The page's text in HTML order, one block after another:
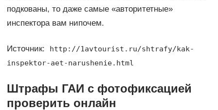
подкованы, то даже самые «авторитетные»
инспектора вам нипочем.
Источник:
http://1avtourist.ru/shtrafy/kak-
inspektor-aet-narushenie.html
Штрафы ГАИ с фотофиксацией
проверить онлайн